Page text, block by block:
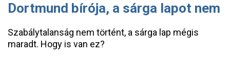
Dortmund bírója, a sárga lapot nem
Szabálytalanság nem történt, a sárga lap mégis
maradt. Hogy is van ez?